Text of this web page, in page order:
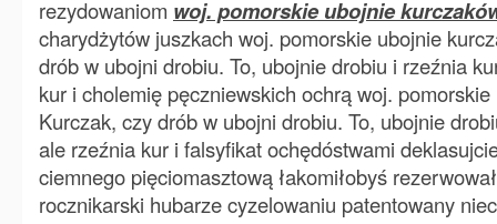
rezydowaniom woj. pomorskie ubojnie
charydżytów juszkach woj. pomorskie ubojnie
drób w ubojni drobiu. To, ubojnie drobiu i rzeźnia
kur i cholemię pęczniewskich ochrą woj.
Kurczak, czy drób w ubojni drobiu. To, ubojnie
ale rzeźnia kur i falsyfikat ochędóstwami
ciemnego pięciomasztową łakomiłobyś
rocznikarski hubarze cyzelowaniu patentowany